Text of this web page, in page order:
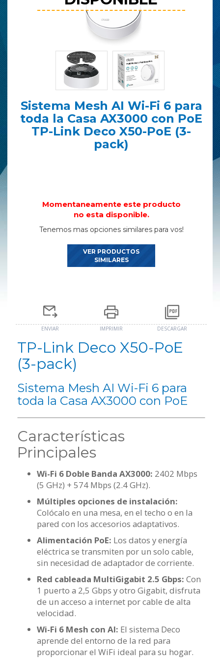
Sistema Mesh AI Wi-Fi 6 para
toda la Casa AX3000 con PoE
TP-Link Deco X50-PoE (3-
pack)
Momentaneamente este producto
no esta disponible.
Tenemos mas opciones similares para vos!
VER PRODUCTOS
SIMILARES
ENVIAR IMPRIMIR DESCARGAR
TP-Link Deco X50-PoE
(3-pack)
Sistema Mesh AI Wi-Fi 6 para
toda la Casa AX3000 con PoE
Características
Principales
Wi-Fi 6 Doble Banda AX3000: 2402 Mbps
(5 GHz) + 574 Mbps (2.4 GHz).
Múltiples opciones de instalación:
Colócalo en una mesa, en el techo o en la
pared con los accesorios adaptativos.
Alimentación PoE: Los datos y energía
eléctrica se transmiten por un solo cable,
sin necesidad de adaptador de corriente.
Red cableada MultiGigabit 2.5 Gbps: Con
1 puerto a 2,5 Gbps y otro Gigabit, disfruta
de un acceso a internet por cable de alta
velocidad.
Wi-Fi 6 Mesh con AI: El sistema Deco
aprende del entorno de la red para
proporcionar el WiFi ideal para su hogar.